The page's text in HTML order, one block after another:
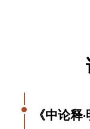
《中论释